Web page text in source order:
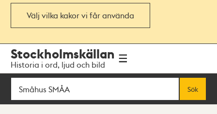
Välj vilka kakor vi får använda
navigationen
huvudinnehållet
Stockholmskällan
Historia i ord, ljud och bild
Sök
Sök